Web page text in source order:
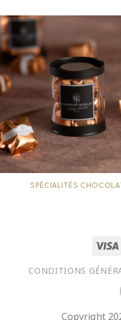
SPÉCIALITÉS
CONDITIONS
Copyright